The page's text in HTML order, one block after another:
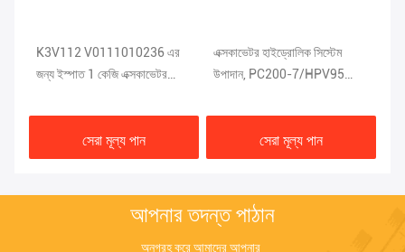
K3V112 V0111010236 এর
জন্য ইস্পাত 1 কেজি এক্সকাভেটর
সেরা মূল্য পান
এক্সকাভেটর হাইড্রোলিক সিস্টেম
উপাদান, PC200-7/HPV95
সেরা মূল্য পান
আপনার তদন্ত পাঠান
অনুগ্রহ করে আমাদের আপনার